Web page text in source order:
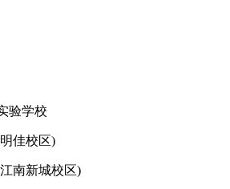
验学校
佳校区)
南新城校区)